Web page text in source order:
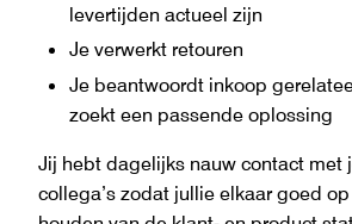
levertijden actueel zijn
Je verwerkt retouren
Je beantwoordt inkoop
zoekt een passende oplossing
Jij hebt dagelijks nauw contact met
collega’s zodat jullie elkaar goed